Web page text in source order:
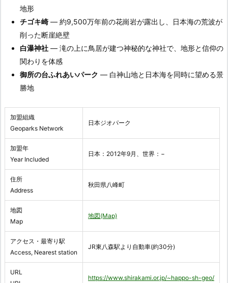
地形
チゴキ崎 — 約9,500万年前の花崗岩が露出し、日本海の荒波が
削った断崖絶壁
白瀑神社 — 滝の上に鳥居が建つ神秘的な神社で、地形と信仰の
関わりを体感
御所の台ふれあいパーク — 白神山地と日本海を同時に望める景
勝地
加盟組織
Geoparks Network
日本ジオパーク
加盟年
Year Included
日本：2012年9月、世界：−
住所
Address
秋田県八峰町
地図
Map
地図(Map)
アクセス・最寄り駅
Access, Nearest station
JR東八森駅より自動車(約30分)
URL
https://www.shirakami.or.jp/~happo-sh-geo/